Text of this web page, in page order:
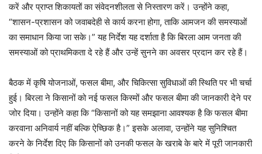
करें और प्राप्त शिकायतों का संवेदनशीलता से निस्तारण करें। उन्होंने कहा,
“शासन-प्रशासन को जवाबदेही से कार्य करना होगा, ताकि आमजन की समस्याओं
का समाधान किया जा सके।” यह निर्देश यह दर्शाता है कि बिरला आम जनता की
समस्याओं को प्राथमिकता दे रहे हैं और उन्हें सुनने का अवसर प्रदान कर रहे हैं।
बैठक में कृषि योजनाओं, फसल बीमा, और चिकित्सा सुविधाओं की स्थिति पर भी चर्चा
हुई। बिरला ने किसानों को नई फसल किस्मों और फसल बीमा की जानकारी देने पर
जोर दिया। उन्होंने कहा कि “किसानों को यह समझाना आवश्यक है कि फसल बीमा
करवाना अनिवार्य नहीं बल्कि ऐच्छिक है।” इसके अलावा, उन्होंने यह सुनिश्चित
करने के निर्देश दिए कि किसानों को उनकी फसल के खराबे के बारे में पूरी जानकारी